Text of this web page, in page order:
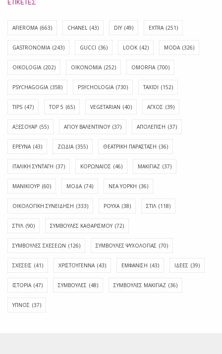
ΕΤΙΚΈΤΕΣ
AFIEROMA (663) CHANEL (43) DIY (49) EXTRA (251)
GASTRONOMIA (243) GUCCI (36) LOOK (42) MODA (326)
OIKOLOGIA (202) OIKONOMIA (252) OMORFIA (700)
PSYCHAGOGIA (358) PSYCHOLOGIA (730) TAXIDI (152)
TIPS (47) TOP 5 (65) VEGETARIAN (40) ΑΓΧΟΣ (39)
ΑΞΕΣΟΥΑΡ (55) ΑΓΊΟΥ ΒΑΛΕΝΤΊΝΟΥ (37) ΑΠΟΛΈΠΙΣΗ (37)
ΕΡΕΥΝΑ (43) ΖΩΔΙΑ (355) ΘΕΑΤΡΙΚΗ ΠΑΡΑΣΤΑΣΗ (36)
ΙΤΑΛΙΚΗ ΣΥΝΤΑΓΗ (37) ΚΟΡΩΝΑΪΟΣ (46) ΜΑΚΙΓΙΑΖ (37)
ΜΑΝΙΚΙΟΥΡ (60) ΜΟΔΑ (74) ΝΕΑ ΥΟΡΚΗ (36)
ΟΙΚΟΛΟΓΙΚΗ ΣΥΝΕΙΔΗΣΗ (333) ΡΟΥΧΑ (38) ΣΤΙΛ (118)
ΣΤΥΛ (90) ΣΥΜΒΟΥΛΕΣ ΚΑΘΑΡΙΣΜΟΥ (72)
ΣΥΜΒΟΥΛΕΣ ΣΧΕΣΕΩΝ (126) ΣΥΜΒΟΥΛΕΣ ΨΥΧΟΛΟΓΙΑΣ (70)
ΣΧΕΣΕΙΣ (41) ΧΡΙΣΤΟΥΓΕΝΝΑ (43) ΕΜΦΆΝΙΣΗ (43) ΙΔΈΕΣ (39)
ΙΣΤΟΡΊΑ (47) ΣΥΜΒΟΥΛΈΣ (48) ΣΥΜΒΟΥΛΈΣ ΜΑΚΙΓΙΆΖ (36)
ΎΠΝΟΣ (37)